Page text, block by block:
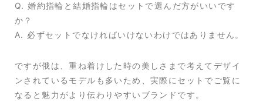
Q. 婚約指輪と結婚指輪はセットで選んだ方がいいです
か？
A. 必ずセットでなければいけないわけではありません。
ですが俄は、重ね着けした時の美しさまで考えてデザイ
ンされているモデルも多いため、実際にセットでご覧に
なると魅力がより伝わりやすいブランドです。